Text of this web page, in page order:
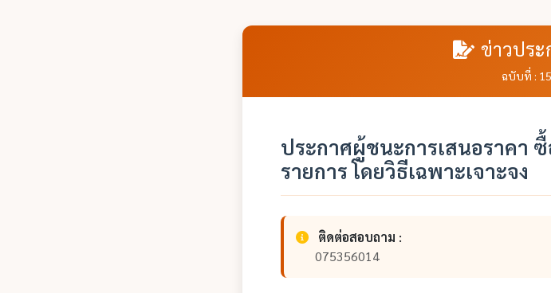
ข่าวประ
ฉบับที่ :
ประกาศผู้ชนะการเสนอราคา
รายการ โดยวิธีเฉพาะเจาะจง
ติดต่อสอบถาม :
075356014